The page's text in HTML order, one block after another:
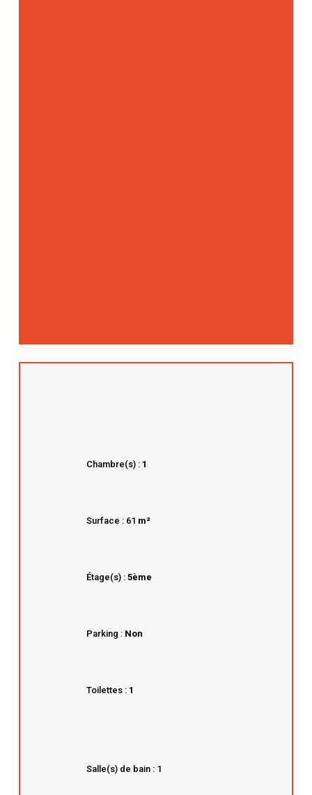
Chambre(s) : 1
Surface : 61 m²
Étage(s) :5ème
Parking : Non
Toilettes : 1
Salle(s) de bain : 1